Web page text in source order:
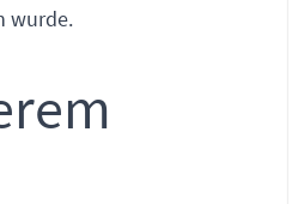
wurde.